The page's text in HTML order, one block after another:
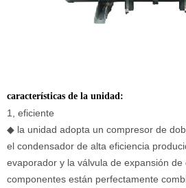
características de la unidad:
1, eficiente
◆ la unidad adopta un compresor de
el condensador de alta eficiencia
evaporador y la válvula de expansión
componentes están perfectamente